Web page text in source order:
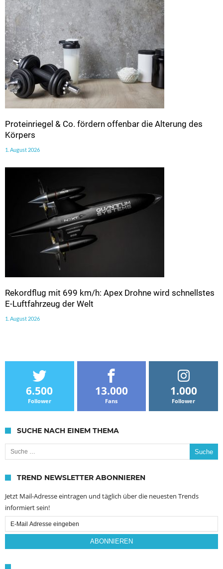
Proteinriegel & Co. fördern offenbar die Alterung des
Körpers
1. August 2026
Rekordflug mit 699 km/h: Apex Drohne wird schnellstes
E-Luftfahrzeug der Welt
1. August 2026
6.500
Follower
13.000
Fans
1.000
Follower
SUCHE NACH EINEM THEMA
Suche nach:
TREND NEWSLETTER ABONNIEREN
Jetzt Mail-Adresse eintragen und täglich über die neuesten Trends
informiert sein!
Email
Subscription
ABONNIEREN